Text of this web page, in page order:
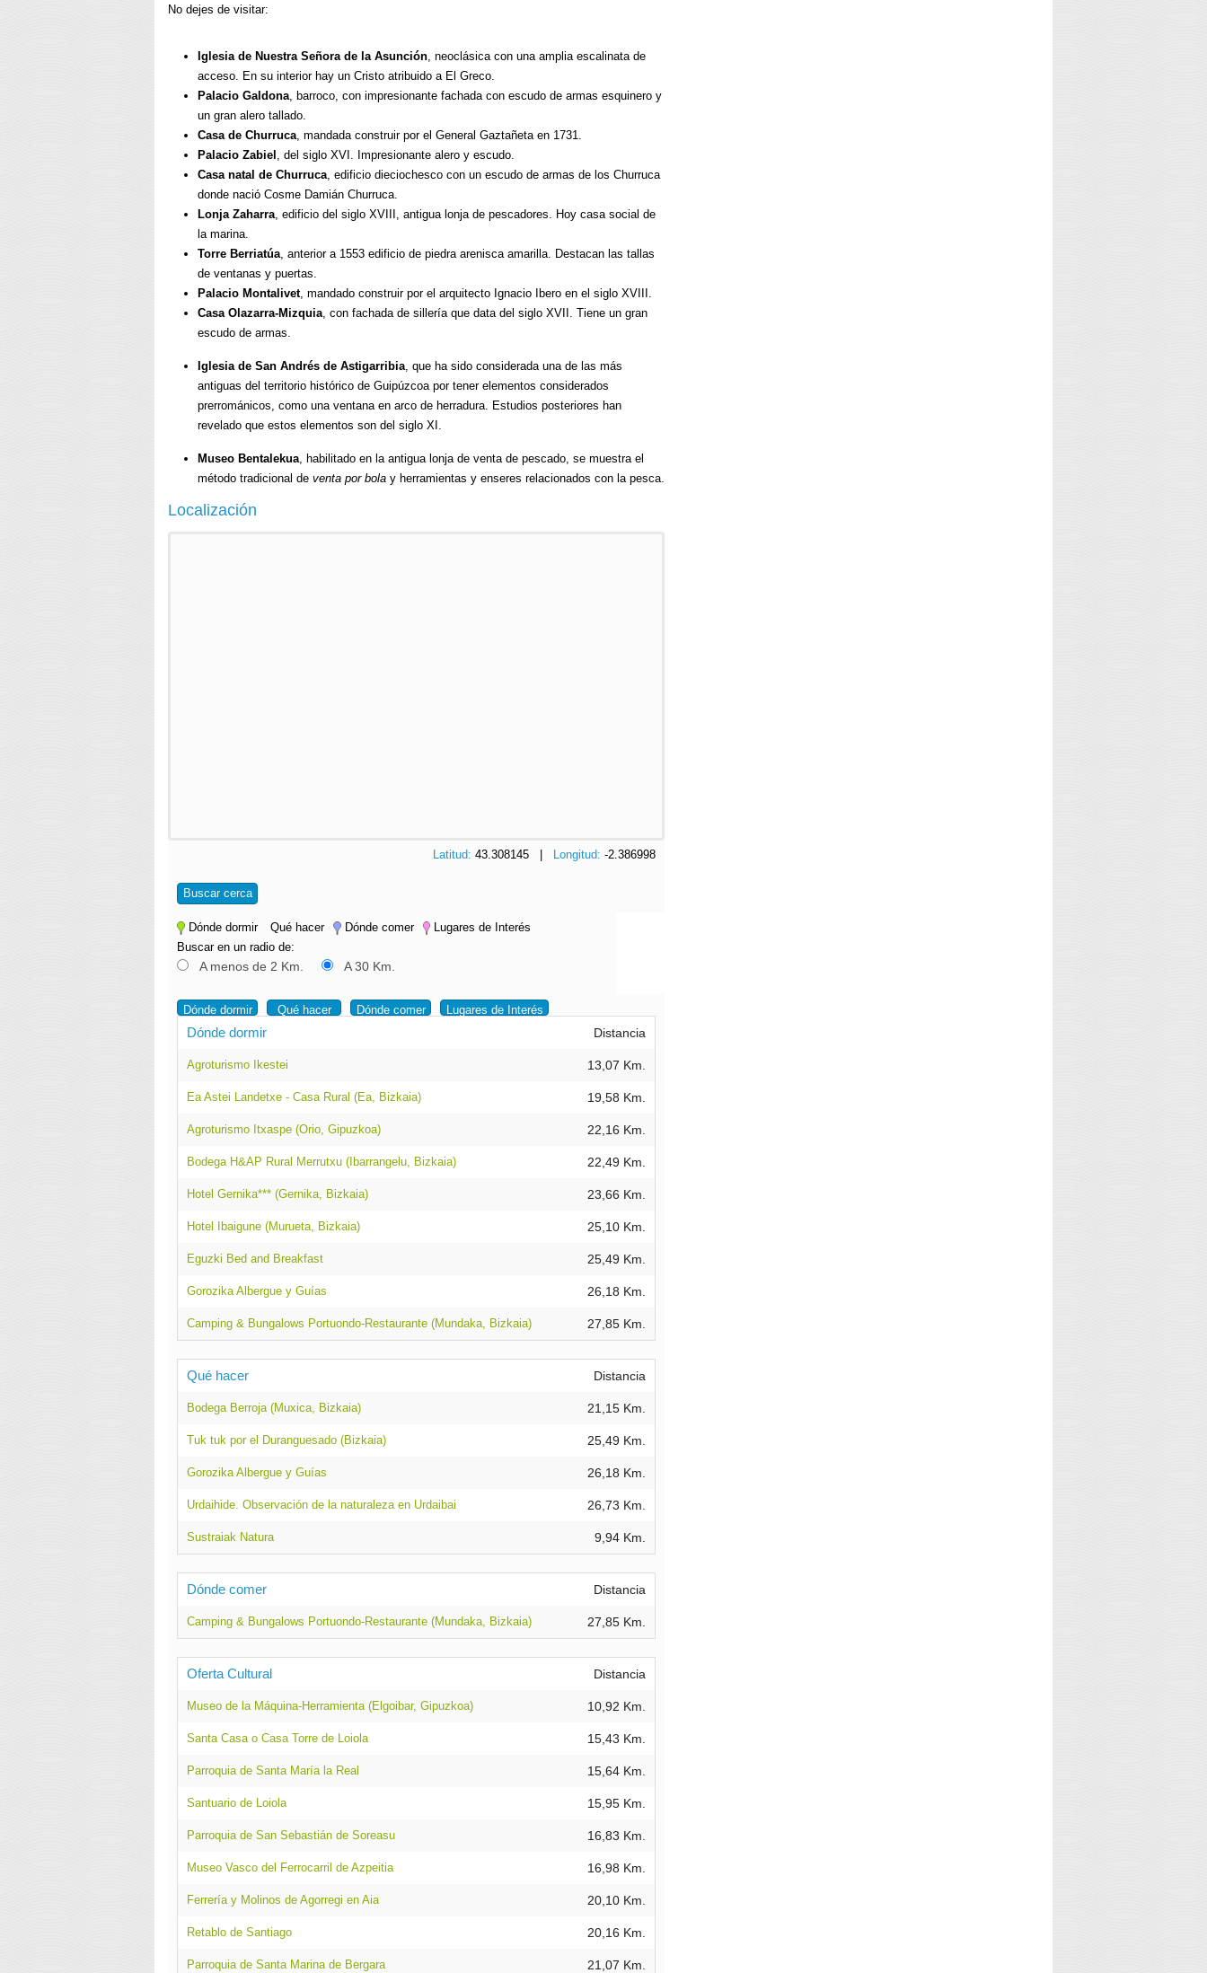
No dejes de visitar:
Iglesia de Nuestra Señora de la Asunción, neoclásica con una amplia escalinata de
acceso. En su interior hay un Cristo atribuido a El Greco.
Palacio Galdona, barroco, con impresionante fachada con escudo de armas esquinero y
un gran alero tallado.
Casa de Churruca, mandada construir por el General Gaztañeta en 1731.
Palacio Zabiel , del siglo XVI. Impresionante alero y escudo.
Casa natal de Churruca, edificio dieciochesco con un escudo de armas de los Churruca
donde nació Cosme Damián Churruca.
Lonja Zaharra, edificio del siglo XVIII, antigua lonja de pescadores. Hoy casa social de
la marina.
Torre Berriatúa, anterior a 1553 edificio de piedra arenisca amarilla. Destacan las tallas
de ventanas y puertas.
Palacio Montalivet, mandado construir por el arquitecto Ignacio Ibero en el siglo XVIII.
Casa Olazarra-Mizquia, con fachada de sillería que data del siglo XVII. Tiene un gran
escudo de armas.
Iglesia de San Andrés de Astigarribia, que ha sido considerada una de las más
antiguas del territorio histórico de Guipúzcoa por tener elementos considerados
prerrománicos, como una ventana en arco de herradura. Estudios posteriores han
revelado que estos elementos son del siglo XI.
Museo Bentalekua, habilitado en la antigua lonja de venta de pescado, se muestra el
método tradicional de venta por bolay herramientas y enseres relacionados con la pesca.
Localización
Latitud:43.308145 | Longitud:-2.386998
Buscar cerca
Dónde dormir Qué hacer Dónde comer
Lugares de Interés
Buscar en un radio de:
A menos de 2 Km. A 30 Km.
Dónde dormir Qué hacer Dónde comer Lugares de Interés
Dónde dormir Distancia
Agroturismo Ikestei 13,07 Km.
Ea Astei Landetxe - Casa Rural (Ea, Bizkaia) 19,58 Km.
Agroturismo Itxaspe (Orio, Gipuzkoa) 22,16 Km.
Bodega H&AP Rural Merrutxu (Ibarrangelu, Bizkaia) 22,49 Km.
Hotel Gernika*** (Gernika, Bizkaia) 23,66 Km.
Hotel Ibaigune (Murueta, Bizkaia) 25,10 Km.
Eguzki Bed and Breakfast 25,49 Km.
Gorozika Albergue y Guías 26,18 Km.
Camping & Bungalows Portuondo-Restaurante (Mundaka, Bizkaia) 27,85 Km.
Qué hacer Distancia
Bodega Berroja (Muxica, Bizkaia) 21,15 Km.
Tuk tuk por el Duranguesado (Bizkaia) 25,49 Km.
Gorozika Albergue y Guías 26,18 Km.
Urdaihide. Observación de la naturaleza en Urdaibai 26,73 Km.
Sustraiak Natura 9,94 Km.
Dónde comer Distancia
Camping & Bungalows Portuondo-Restaurante (Mundaka, Bizkaia) 27,85 Km.
Oferta Cultural Distancia
Museo de la Máquina-Herramienta (Elgoibar, Gipuzkoa) 10,92 Km.
Santa Casa o Casa Torre de Loiola 15,43 Km.
Parroquia de Santa María la Real 15,64 Km.
Santuario de Loiola 15,95 Km.
Parroquia de San Sebastián de Soreasu 16,83 Km.
Museo Vasco del Ferrocarril de Azpeitia 16,98 Km.
Ferrería y Molinos de Agorregi en Aia 20,10 Km.
Retablo de Santiago 20,16 Km.
Parroquia de Santa Marina de Bergara 21,07 Km.